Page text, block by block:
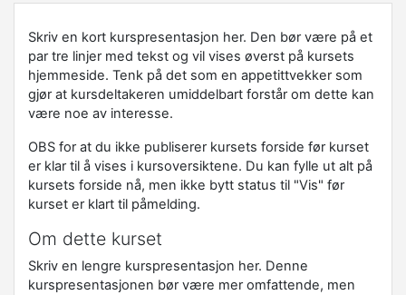
Skriv en kort kurspresentasjon her. Den bør være på et
par tre linjer med tekst og vil vises øverst på kursets
hjemmeside. Tenk på det som en appetittvekker som
gjør at kursdeltakeren umiddelbart forstår om dette kan
være noe av interesse.
OBS for at du ikke publiserer kursets forside før kurset
er klar til å vises i kursoversiktene. Du kan fylle ut alt på
kursets forside nå, men ikke bytt status til "Vis" før
kurset er klart til påmelding.
Om dette kurset
Skriv en lengre kurspresentasjon her. Denne
kurspresentasjonen bør være mer omfattende, men